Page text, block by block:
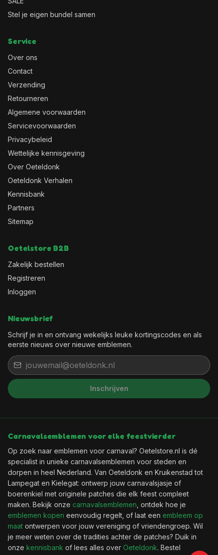
Stel je eigen bundel samen
Service
Over ons
Contact
Verzending
Retourneren
Algemene voorwaarden
Servicevoorwaarden
Privacybeleid
Wettelijke kennisgeving
Over Oeteldonk
Oeteldonk Verhalen
Kennisbank
Partners
Sitemap
Oetelstore B2B
Zakelijk bestellen
Registreren
Inloggen
Nieuwsbrief
Schrijf je in en ontvang wekelijks leuke kortingscodes en als
eerste nieuws over nieuwe emblemen.
Inschrijven
Carnavalsemblemen voor elke feestvierder
Op zoek naar emblemen voor carnaval? Oetelstore.nl is dé
specialist in unieke carnavalsemblemen voor steden en
dorpen in heel Nederland. Van Oeteldonk en Kruikenstad tot
Lampegat en Kielegat: ontwerp jouw carnavalsjasje of
boerenkiel met originele patches die elk feest compleet
maken. Bekijk onze carnavalsemblemen , ontdek hoe je
emblemen kopen eenvoudig regelt, of laat een embleem op
maat ontwerpen voor jouw vereniging of vriendengroep. Wil
je meer weten over de tradities achter de patches? Duik in
onze kennisbank of lees alles over Oeteldonk. Bestel
Het feest kan beginnen, want jij
bent binnen!
mailbox?
🎟️Wekelijks een verse kortingscode
Als eerste de nieuwste emblemen
📬Geen spam, uitschrijven kan altijd
Ja, geef mij die korting!